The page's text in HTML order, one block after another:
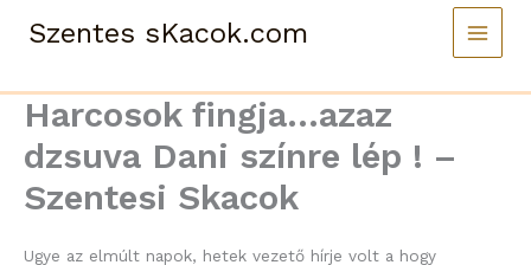
Szentes sKacok.com
Harcosok fingja…azaz
dzsuva Dani színre lép ! –
Szentesi Skacok
Ugye az elmúlt napok, hetek vezető hírje volt a hogy